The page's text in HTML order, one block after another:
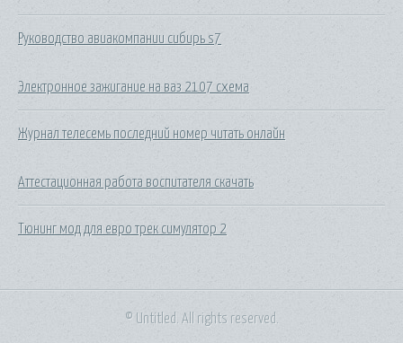
Руководство авиакомпании сибирь s7
Электронное зажигание на ваз 2107 схема
Журнал телесемь последний номер читать онлайн
Аттестационная работа воспитателя скачать
Тюнинг мод для евро трек симулятор 2
© Untitled. All rights reserved.